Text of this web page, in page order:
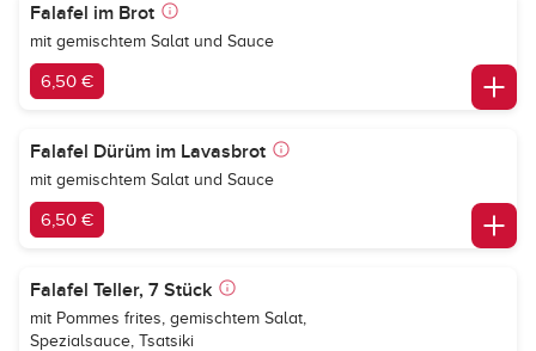
Falafel im Brot
mit gemischtem Salat und Sauce
6,50 €
Falafel Dürüm im Lavasbrot
mit gemischtem Salat und Sauce
6,50 €
Falafel Teller, 7 Stück
mit Pommes frites, gemischtem Salat,
Spezialsauce, Tsatsiki